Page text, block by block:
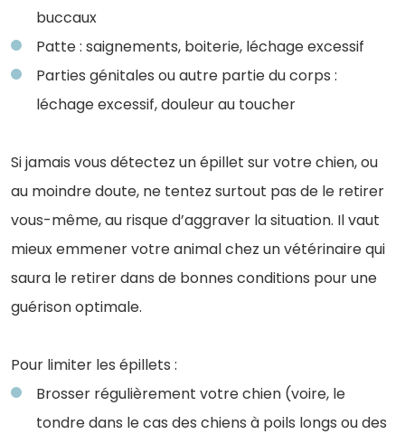
buccaux
Patte : saignements, boiterie, léchage excessif
Parties génitales ou autre partie du corps :
léchage excessif, douleur au toucher
Si jamais vous détectez un épillet sur votre chien, ou
au moindre doute, ne tentez surtout pas de le retirer
vous-même, au risque d’aggraver la situation. Il vaut
mieux emmener votre animal chez un vétérinaire qui
saura le retirer dans de bonnes conditions pour une
guérison optimale.
Pour limiter les épillets :
Brosser régulièrement votre chien (voire, le
tondre dans le cas des chiens à poils longs ou des